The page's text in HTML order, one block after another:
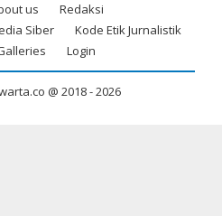
us
Redaksi
Siber
Kode Etik Jurnalistik
Login
@ 2018 -2026